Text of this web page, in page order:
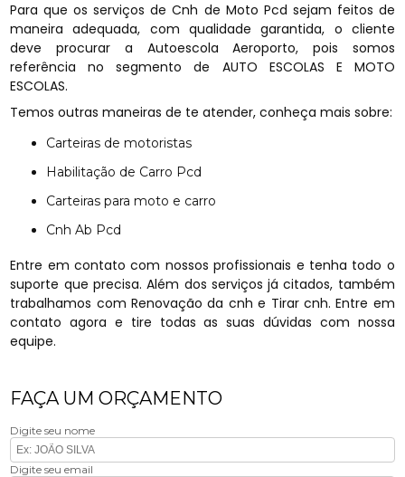
Para que os serviços de Cnh de Moto Pcd sejam feitos de
maneira adequada, com qualidade garantida, o cliente
deve procurar a Autoescola Aeroporto, pois somos
referência no segmento de AUTO ESCOLAS E MOTO
ESCOLAS.
Temos outras maneiras de te atender, conheça mais sobre:
Carteiras de motoristas
Habilitação de Carro Pcd
Carteiras para moto e carro
Cnh Ab Pcd
Entre em contato com nossos profissionais e tenha todo o
suporte que precisa. Além dos serviços já citados, também
trabalhamos com Renovação da cnh e Tirar cnh. Entre em
contato agora e tire todas as suas dúvidas com nossa
equipe.
FAÇA UM ORÇAMENTO
Digite seu nome
Digite seu email